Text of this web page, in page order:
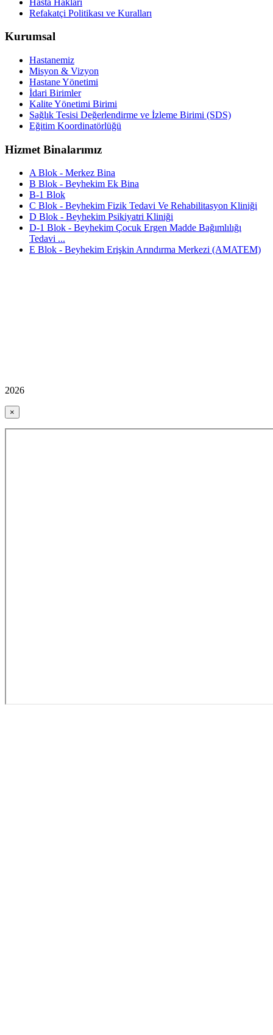
Refakatçi Politikası ve Kuralları
Kurumsal
Hastanemiz
Misyon & Vizyon
Hastane Yönetimi
İdari Birimler
Kalite Yönetimi Birimi
Sağlık Tesisi Değerlendirme ve İzleme Birimi (SDS)
Eğitim Koordinatörlüğü
Hizmet Binalarımız
A Blok - Merkez Bina
B Blok - Beyhekim Ek Bina
B-1 Blok
C Blok - Beyhekim Fizik Tedavi Ve Rehabilitasyon Kliniği
D Blok - Beyhekim Psikiyatri Kliniği
D-1 Blok - Beyhekim Çocuk Ergen Madde Bağımlılığı
Tedavi ...
E Blok - Beyhekim Erişkin Arındırma Merkezi (AMATEM)
2026
×